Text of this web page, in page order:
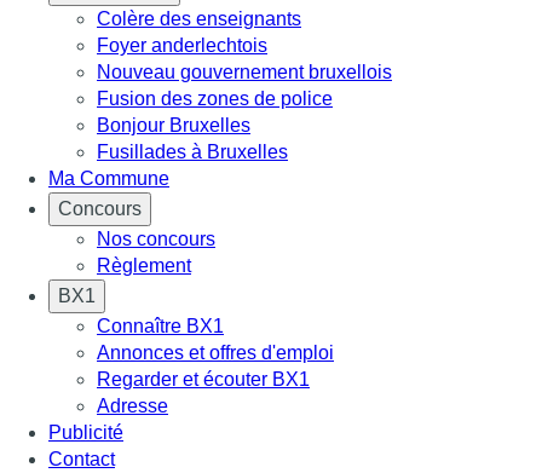
Colère des enseignants
Foyer anderlechtois
Nouveau gouvernement bruxellois
Fusion des zones de police
Bonjour Bruxelles
Fusillades à Bruxelles
Ma Commune
Concours
Nos concours
Règlement
BX1
Connaître BX1
Annonces et offres d'emploi
Regarder et écouter BX1
Adresse
Publicité
Contact